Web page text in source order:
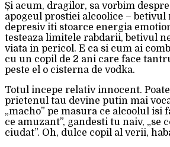
Și acum, dragilor, sa vorbim
apogeul prostiei alcoolice – betivul
depresiv iti stoarce energia
testeaza limitele rabdarii, betivul
viata in pericol. E ca si cum ai
cu un copil de 2 ani care face
peste el o cisterna de vodka.
Totul incepe relativ innocent.
prietenul tau devine putin mai
„macho” pe masura ce alcoolul isi
ce amuzant”, gandesti tu naiv, „se
ciudat”. Oh, dulce copil al verii,